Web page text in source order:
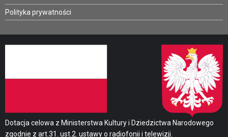
Polityka prywatności
Dotacja celowa z Ministerstwa Kultury i Dziedzictwa Narodowego
zgodnie z art.31. ust.2. ustawy o radiofonii i telewizji.